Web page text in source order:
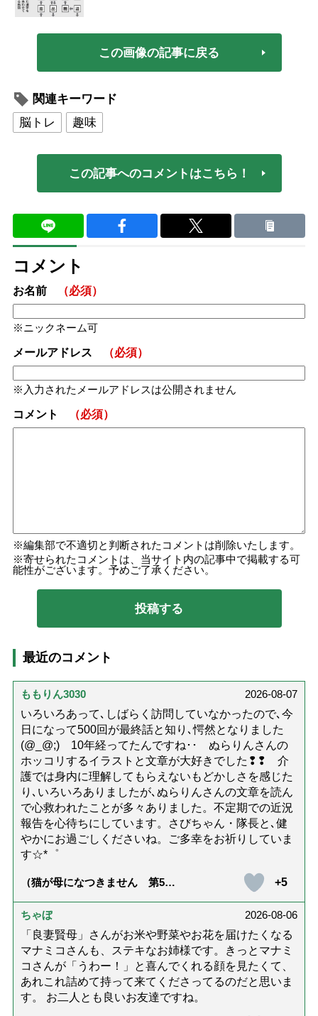
この画像の記事に戻る
関連キーワード
脳トレ
趣味
この記事へのコメントはこちら！
コメント
お名前 （必須）
ニックネーム可
メールアドレス （必須）
入力されたメールアドレスは公開されません
コメント （必須）
編集部で不適切と判断されたコメントは削除いたします。
寄せられたコメントは、当サイト内の記事中で掲載する可
能性がございます。予めご了承ください。
最近のコメント
ももりん3030
2026-08-07
いろいろあって､しばらく訪問していなかったので､今
日になって500回が最終話と知り､愕然となりました
(@_@;) 10年経ってたんですね･･ ぬらりんさんの
ホッコリするイラストと文章が大好きでした❢❢ 介
護では身内に理解してもらえないもどかしさを感じた
り､いろいろありましたが､ぬらりんさんの文章を読ん
で心救われたことが多々ありました。不定期での近況
報告を心待ちにしています。さびちゃん・隊長と､健
やかにお過ごしくださいね。ご多幸をお祈りしていま
す☆*゜
（猫が母になつきません 第500
+5
ちゃぼ
2026-08-06
「良妻賢母」さんがお米や野菜やお花を届けたくなる
マナミコさんも、ステキなお姉様です。きっとマナミ
コさんが「うわー！」と喜んでくれる顔を見たくて、
あれこれ詰めて持って来てくださってるのだと思いま
す。 お二人とも良いお友達ですね。